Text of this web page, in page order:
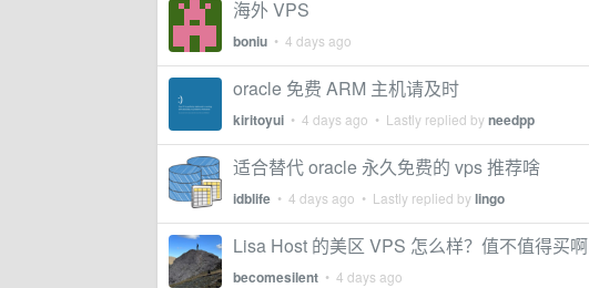
海外 VPS
boniu • 4 days ago
oracle 免费 ARM 主机请及时
kiritoyui • 4 days ago • Lastly replied byneedpp
适合替代 oracle 永久免费的 vps 推荐啥
idblife • 4 days ago • Lastly replied bylingo
Lisa Host 的美区 VPS 怎么样？值不值得买啊
becomesilent • 4 days ago